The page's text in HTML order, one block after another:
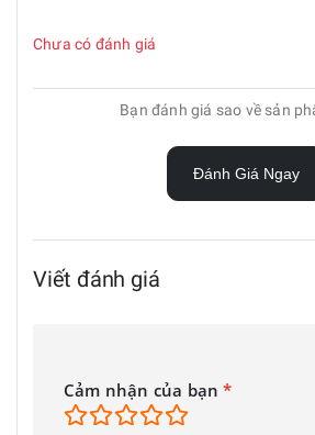
Chưa có đánh giá
Bạn đánh giá sao về sản
Đánh Giá Ngay
Viết đánh giá
Cảm nhận của bạn*